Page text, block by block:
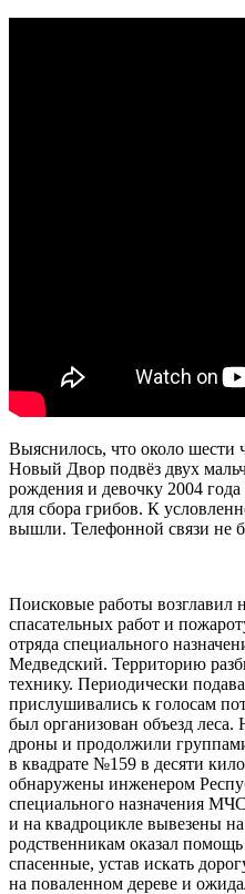
Выяснилось, что около шести
Новый Двор подвёз двух
рождения и девочку 2004
для сбора грибов. К
вышли. Телефонной связи не
Поисковые работы возглавил
спасательных работ и
отряда специального
Медведский. Территорию
технику. Периодически
прислушивались к голосам
был организован объезд
дроны и продолжили
в квадрате №159 в десяти
обнаружены инженером
специального назначения
и на квадроцикле вывезены
родственникам оказал
спасенные, устав искать
на поваленном дереве и